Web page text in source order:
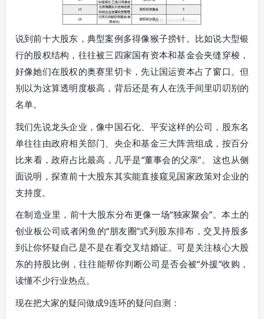
说到前十大股东，典型案例多得像猴子捞针。比如说大型银
行的股权结构，往往被三四家国有资本和基金会夹缝穿梭，
好像她们在股权的奥赛里切卡，先让国运资本占了窗口。但
别以为这算透明度极高，背后还是有人在洗手间里叨叨别的
名单。
我们先说龙头企业，像中国石化、平安这样的公司，股东名
单往往由政府相关部门、央企和基金三大阵营组成，按百分
比来看，政府占比最高，几乎是“董事会的父亲”。 这也从侧
面说明，探查前十大股东其实能直接窥见国家政策对企业的
支持度。
在制造业里，前十大股东分布更像一场“独家聚会”。本土的
创业板公司或者闲鱼的“朋友圈”式列股东排布，交叉持股多
到让你怀疑自己是不是在看交叉结婚证。可是关注核心大股
东的持股比例，往往能帮你判断公司是否会被“外援”收购，
读懂不少行业热点。
现在把大家的疑问做成9连环的疑问自测：